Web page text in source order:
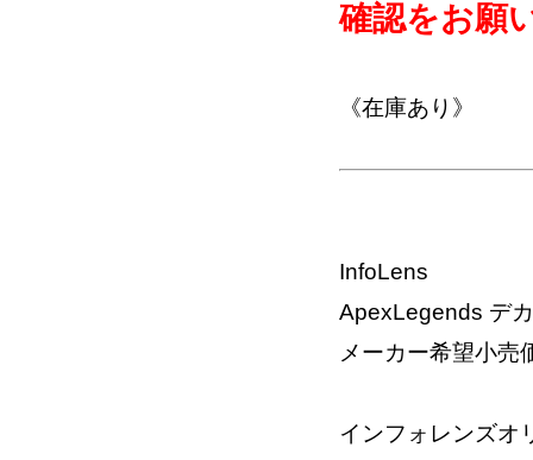
確認をお願
《在庫あり》
InfoLens
ApexLegends デ
メーカー希望小売
インフォレンズオ